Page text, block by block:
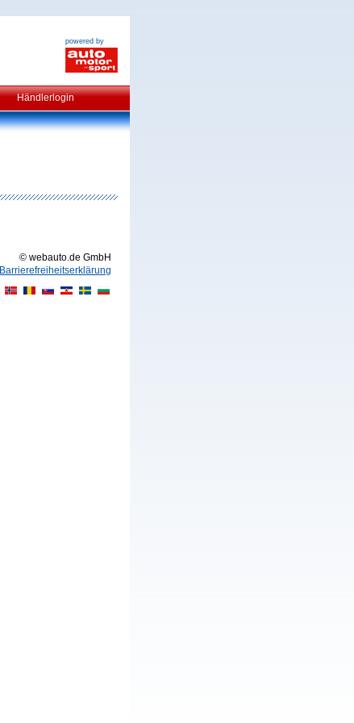
powered by
Händlerlogin
© webauto.de GmbH
Barrierefreiheitserklärung